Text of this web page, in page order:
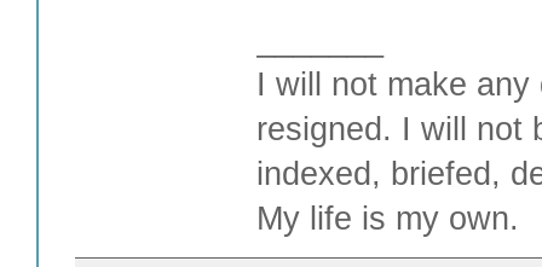
I will not make
resigned. I will not
indexed, briefed,
My life is my own.